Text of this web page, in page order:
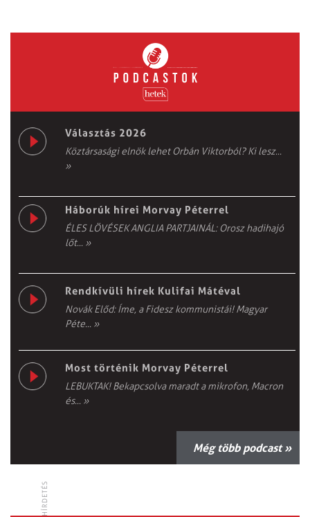
Választás 2026
Köztársasági elnök lehet Orbán Viktorból? Ki lesz...
»
Háborúk hírei Morvay Péterrel
ÉLES LÖVÉSEK ANGLIA PARTJAINÁL: Orosz hadihajó
lőt... »
Rendkívüli hírek Kulifai Mátéval
Novák Előd: Íme, a Fidesz kommunistái! Magyar
Péte... »
Most történik Morvay Péterrel
LEBUKTAK! Bekapcsolva maradt a mikrofon, Macron
és... »
Még több podcast »
HÍRDETÉS